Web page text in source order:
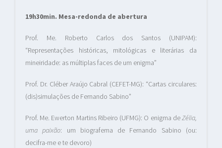
19h30min. Mesa-redonda de abertura
Prof. Me. Roberto Carlos dos Santos (UNIPAM):
“Representações históricas, mitológicas e literárias da
mineiridade: as múltiplas faces de um enigma”
Prof. Dr. Cléber Araújo Cabral (CEFET-MG): “Cartas circulares:
(dis)simulações de Fernando Sabino”
Prof. Me. Ewerton Martins Ribeiro (UFMG): O enigma deZélia,
uma paixão: um biografema de Fernando Sabino (ou:
decifra-me e te devoro)